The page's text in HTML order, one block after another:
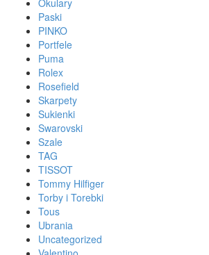
Okulary
Paski
PINKO
Portfele
Puma
Rolex
Rosefield
Skarpety
Sukienki
Swarovski
Szale
TAG
TISSOT
Tommy Hilfiger
Torby i Torebki
Tous
Ubrania
Uncategorized